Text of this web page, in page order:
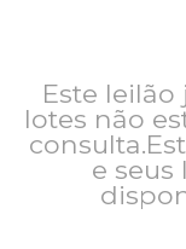
Este leilão
lotes não
e seus